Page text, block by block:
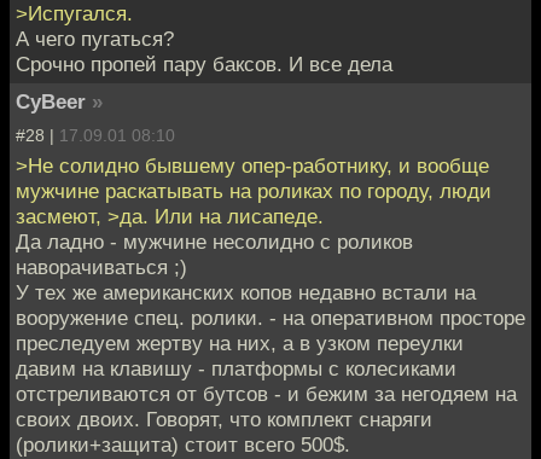
>Испугался.
А чего пугаться?
Срочно пропей пару баксов. И все дела
CyBeer »
#28 | 17.09.01 08:10
>Не солидно бывшему опер-работнику, и вообще
мужчине раскатывать на роликах по городу, люди
засмеют, >да. Или на лисапеде.
Да ладно - мужчине несолидно с роликов
наворачиваться ;)
У тех же американских копов недавно встали на
вооружение спец. ролики. - на оперативном просторе
преследуем жертву на них, а в узком переулки
давим на клавишу - платформы с колесиками
отстреливаются от бутсов - и бежим за негодяем на
своих двоих. Говорят, что комплект снаряги
(ролики+защита) стоит всего 500$.